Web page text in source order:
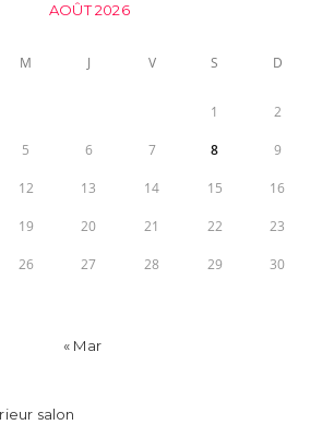
AOÛT 2026
M J V S D
1 2
5 6 7 8 9
12 13 14 15 16
19 20 21 22 23
26 27 28 29 30
« Mar